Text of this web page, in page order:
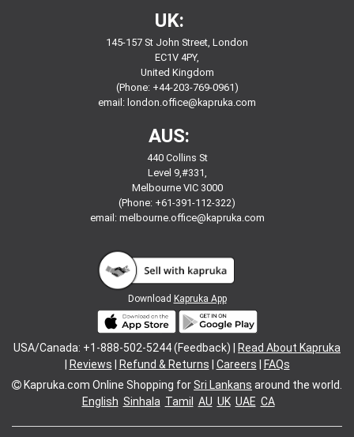
UK:
145-157 St John Street, London
EC1V 4PY,
United Kingdom
(Phone: +44-203-769-0961)
email: london.office@kapruka.com
AUS:
440 Collins St
Level 9,#331,
Melbourne VIC 3000
(Phone: +61-391-112-322)
email: melbourne.office@kapruka.com
Download Kapruka App
USA/Canada: +1-888-502-5244 (Feedback) |
Read About Kapruka
Reviews Refund & Returns Careers
FAQs
Kapruka.com Online Shopping forSri Lankans around the world.
English Sinhala Tamil AU UK UAE CA